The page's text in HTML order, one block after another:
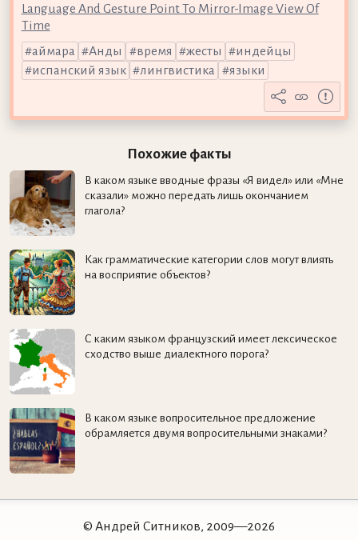
Language And Gesture Point To Mirror-Image View Of
Time
аймара
Анды время жесты
индейцы
испанский язык
лингвистика языки
Похожие факты
В каком языке вводные фразы «Я видел» или «Мне
сказали» можно передать лишь окончанием
глагола?
Как грамматические категории слов могут влиять
на восприятие объектов?
С каким языком французский имеет лексическое
сходство выше диалектного порога?
В каком языке вопросительное предложение
обрамляется двумя вопросительными знаками?
© Андрей Ситников, 2009—2026